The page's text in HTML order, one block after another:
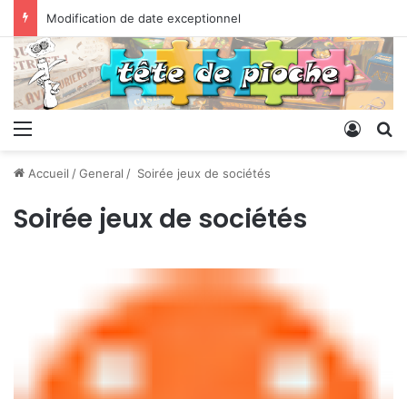
Modification de date exceptionnel
Menu
Accueil /General / Soirée jeux de sociétés
Soirée jeux de sociétés